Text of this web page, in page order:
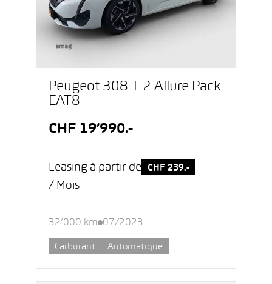
Peugeot 308 1.2 Allure Pack
EAT8
CHF 19’990.-
Leasing à partir de CHF 239.-
/ Mois
32’000 km 07/2023
Carburant Automatique